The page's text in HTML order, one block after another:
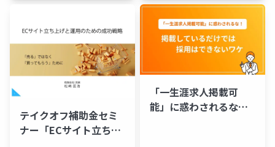
テイクオフ補助金セミ
ナー「ECサイト立ち上
「一生涯求人掲載可
能」に惑わされるな！